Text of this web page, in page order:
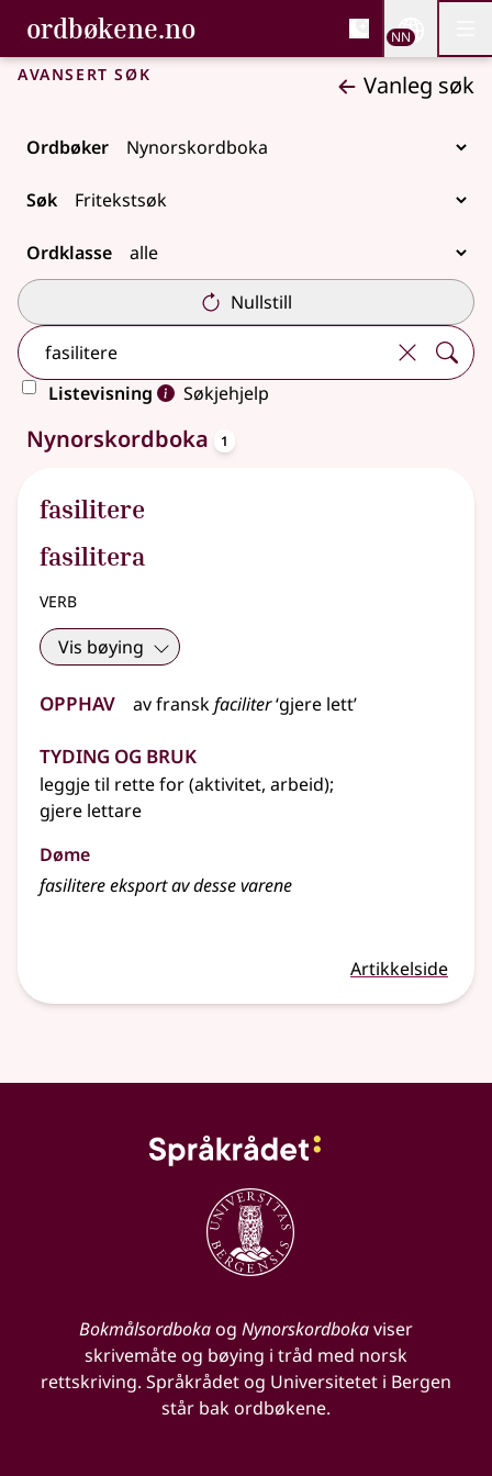
Gå til hovudinnhald
Tilgjenge
ordbøkene.no, Bokmålsordboka og
Bokmålsordboka og Nynorskordboka
NN
Avansert søk Vanleg søk
Ordbøker
Søk
Ordklasse
Nullstill
Listevisning
Søkjehjelp
Eitt treff
Nynorskordboka 1
fasilitere
fasilitera
verb
Vis bøying
Opphav avfranskfaciliter‘gjere lett’
Tyding og bruk
leggje til rette for (aktivitet, arbeid);
gjere lettare
Døme
fasilitere eksport av desse varene
Artikkelside
Bokmålsordbokaog Nynorskordbokaviser
skrivemåte og bøying i tråd med norsk
rettskriving. Språkrådet og Universitetet i Bergen
står bak ordbøkene.